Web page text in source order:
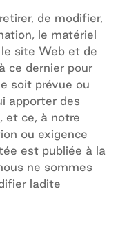
de modifier,
le matériel
site Web et de
ce dernier pour
soit prévue ou
apporter des
et ce, à notre
ou exigence
est publiée à la
ne sommes
ladite